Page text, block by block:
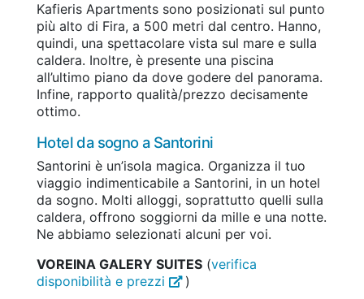
Kafieris Apartments sono posizionati sul punto
più alto di Fira, a 500 metri dal centro. Hanno,
quindi, una spettacolare vista sul mare e sulla
caldera. Inoltre, è presente una piscina
all’ultimo piano da dove godere del panorama.
Infine, rapporto qualità/prezzo decisamente
ottimo.
Hotel da sogno a Santorini
Santorini è un’isola magica. Organizza il tuo
viaggio indimenticabile a Santorini, in un hotel
da sogno. Molti alloggi, soprattutto quelli sulla
caldera, offrono soggiorni da mille e una notte.
Ne abbiamo selezionati alcuni per voi.
VOREINA GALERY SUITES (verifica
disponibilità e prezzi
)